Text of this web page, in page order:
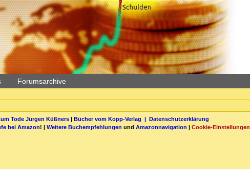
Forumsarchive
Tode Jürgen Küßners| Bücher vom Kopp-Verlag | Datenschutzerklärung
bei Amazon! | Weitere Buchempfehlungen und Amazonnavigation | Cookie-Einstellungen